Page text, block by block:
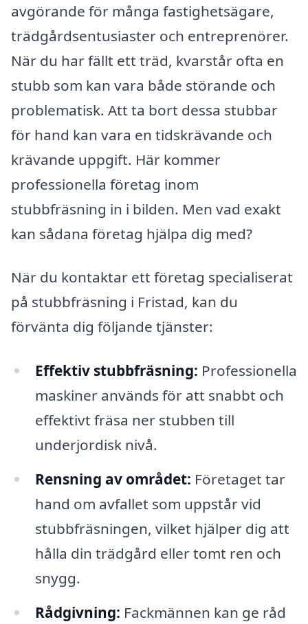
avgörande för många fastighetsägare,
trädgårdsentusiaster och entreprenörer.
När du har fällt ett träd, kvarstår ofta en
stubb som kan vara både störande och
problematisk. Att ta bort dessa stubbar
för hand kan vara en tidskrävande och
krävande uppgift. Här kommer
professionella företag inom
stubbfräsning in i bilden. Men vad exakt
kan sådana företag hjälpa dig med?
När du kontaktar ett företag specialiserat
på stubbfräsning i Fristad, kan du
förvänta dig följande tjänster:
Effektiv stubbfräsning: Professionella
maskiner används för att snabbt och
effektivt fräsa ner stubben till
underjordisk nivå.
Rensning av området: Företaget tar
hand om avfallet som uppstår vid
stubbfräsningen, vilket hjälper dig att
hålla din trädgård eller tomt ren och
snygg.
Rådgivning: Fackmännen kan ge råd